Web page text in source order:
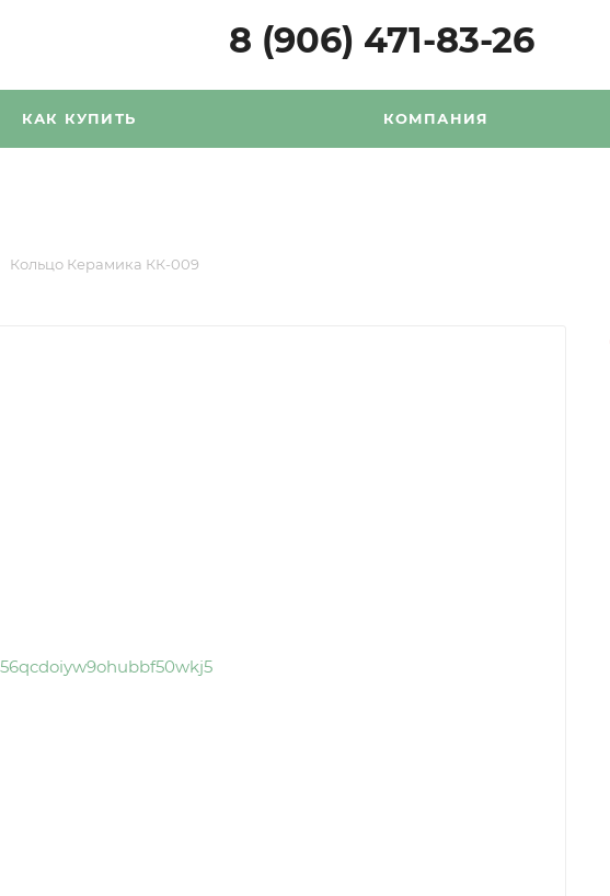
8 (906) 471-83-26
КАК КУПИТЬ КОМПАНИЯ
Кольцо Керамика КК-009